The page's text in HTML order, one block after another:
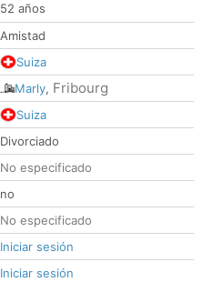
52 años
Amistad
Suiza
Marly, Fribourg
Suiza
Divorciado
No especificado
no
No especificado
Iniciar sesión
Iniciar sesión